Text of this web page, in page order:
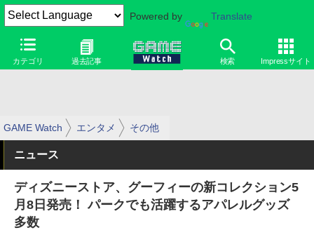
Powered by Translate
カテゴリ 過去記事 検索 Impressサイト
GAME Watch エンタメ その他
ニュース
ディズニーストア、グーフィーの新コレクション5
月8日発売！ パークでも活躍するアパレルグッズ
多数